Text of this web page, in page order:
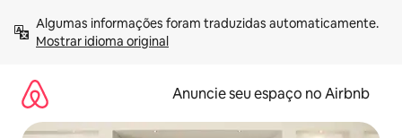
para
Mostrar idioma original
Anuncie seu espaço no Airbnb